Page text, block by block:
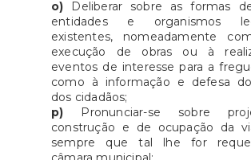
o) Deliberar sobre as formas
entidades e organismos
existentes, nomeadamente
execução de obras ou à
eventos de interesse para a
como à informação e defesa
dos cidadãos;
p) Pronunciar-se sobre
construção e de ocupação da
sempre que tal lhe for